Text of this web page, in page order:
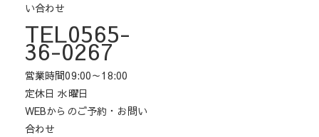
い合わせ
TEL0565-
36-0267
営業時間09:00～18:00
定休日 水曜日
WEBからのご予約・お問い
合わせ